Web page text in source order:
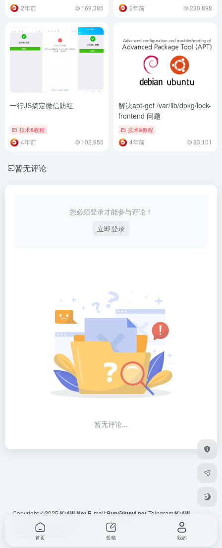
2年前 169,385 2年前 230,898
一行JS搞定微信防红
技术&教程
4年前 102,955
解决apt-get /var/lib/dpkg/lock-
frontend 问题
技术&教程
4年前 83,101
暂无评论
您必须登录才能参与评论！
立即登录
暂无评论...
Copyright ©2025 KuWi.Net E-mail:Sup@kuwi.netTelegram:KuWi
OneNav
首页 投稿 我的